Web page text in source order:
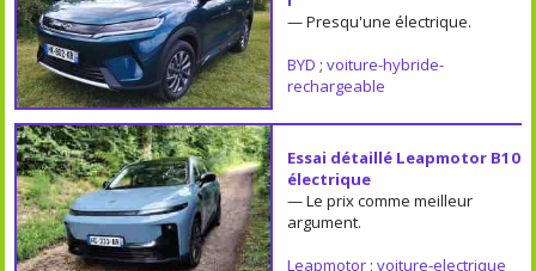
— Presqu'une électrique.
BYD ; voiture-hybride-
rechargeable
Essai détaillé Leapmotor B10
électrique
— Le prix comme meilleur
argument.
Leapmotor; voiture-electrique